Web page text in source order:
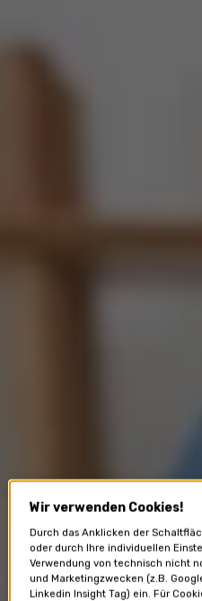
Wir verwenden Cookies!
Durch das Anklicken der
oder durch Ihre individuellen
Verwendung von technisch nicht
und Marketingzwecken (z.B.
Linkedin Insight Tag) ein. Für